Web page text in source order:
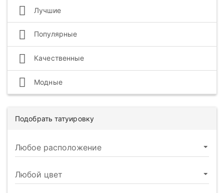
Лучшие
Популярные
Качественные
Модные
Подобрать татуировку